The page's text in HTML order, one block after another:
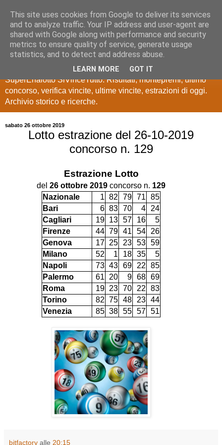
Estrazioni Lotto
SuperEnalotto
Ultime estrazioni di Lotto, SuperEnalotto, 10 e lotto,
SuperEnalotto SiVinceTutto. Risultati, montepremi, ultimo
concorso, verifica vincite, ultime vincite, estrazioni di oggi.
Archivio storico e ricerche.
sabato 26 ottobre 2019
Lotto estrazione del 26-10-2019
concorso n. 129
Estrazione Lotto
del 26 ottobre 2019 concorso n. 129
Nazionale
1 82 79 71
85
Bari
6 83 70 4
24
Cagliari
19 13 57 16
5
Firenze
44 79 41 54
26
Genova
17 25 23 53 59
Milano
52 1 18 35
5
Napoli
73 43 69 22
85
Palermo
61 20 9 68 69
Roma
19 23 70 22
83
Torino
82 75 48 23 44
Venezia
85 38 55 57 51
bitfactory alle 20:15
This site uses cookies from Google to deliver its services
and to analyze traffic. Your IP address and user-agent are
shared with Google along with performance and security
metrics to ensure quality of service, generate usage
statistics, and to detect and address abuse.
LEARN MORE GOT IT